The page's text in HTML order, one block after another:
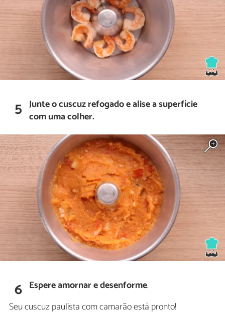
5 Junte o cuscuz refogado e alise a superfície
com uma colher.
6 Espere amornar e desenforme.
Seu cuscuz paulista com camarão está pronto!